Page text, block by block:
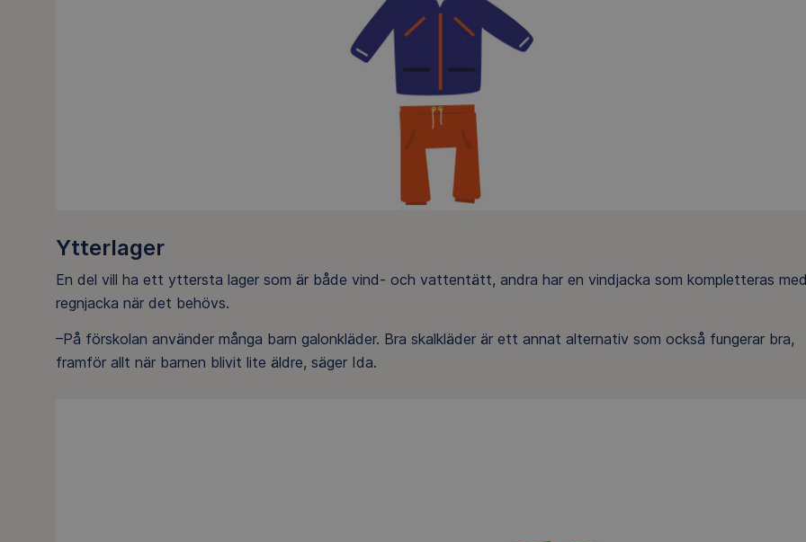
Ytterlager
En del vill ha ett yttersta lager som är både vind- och vattentätt, andra har en vindjacka som kompletteras
regnjacka när det behövs.
–På förskolan använder många barn galonkläder. Bra skalkläder är ett annat alternativ som också fungerar bra,
framför allt när barnen blivit lite äldre, säger Ida.